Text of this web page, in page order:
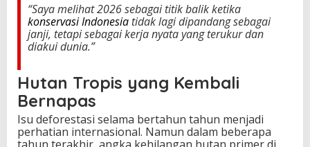
t
a
n
p
h
i
“Saya melihat 2026 sebagai titik balik ketika
konservasi Indonesia tidak lagi dipandang sebagai
janji, tetapi sebagai kerja nyata yang terukur dan
diakui dunia.”
Hutan Tropis yang Kembali
Bernapas
Isu deforestasi selama bertahun tahun menjadi
perhatian internasional. Namun dalam beberapa